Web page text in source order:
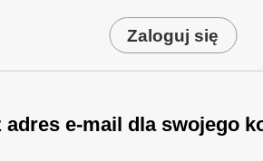
Zaloguj się
adres e-mail dla swojego